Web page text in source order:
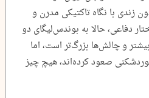
زندی با نگاه تاکتیکی مدرن و
دفاعی، حالا به بوندس‌لیگای دو
و چالش‌ها بزرگ‌تر است، اما
صعود کرده‌اند، هیچ چیز